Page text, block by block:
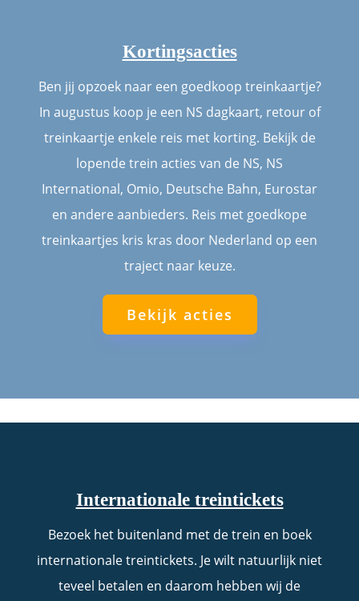
Kortingsacties
Ben jij opzoek naar een goedkoop treinkaartje?
In augustus koop je een NS dagkaart, retour of
treinkaartje enkele reis met korting. Bekijk de
lopende trein acties van de NS, NS
International, Omio, Deutsche Bahn, Eurostar
en andere aanbieders. Reis met goedkope
treinkaartjes kris kras door Nederland op een
traject naar keuze.
Bekijk acties
Internationale treintickets
Bezoek het buitenland met de trein en boek
internationale treintickets. Je wilt natuurlijk niet
teveel betalen en daarom hebben wij de